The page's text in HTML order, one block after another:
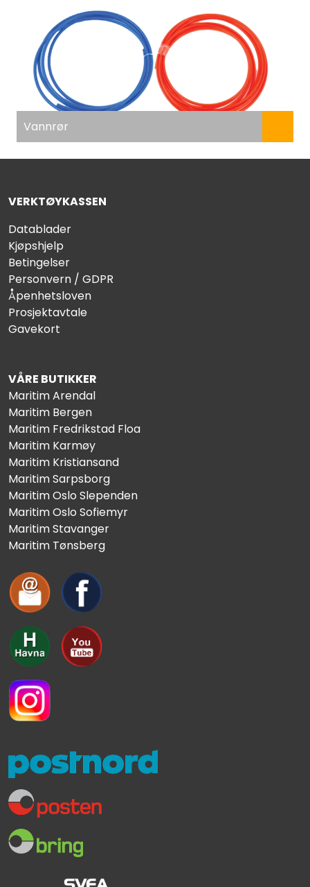
Vannrør
VERKTØYKASSEN
Datablader
Kjøpshjelp
Betingelser
Personvern / GDPR
Åpenhetsloven
Prosjektavtale
Gavekort
VÅRE BUTIKKER
Maritim Arendal
Maritim Bergen
Maritim Fredrikstad Floa
Maritim Karmøy
Maritim Kristiansand
Maritim Sarpsborg
Maritim Oslo Slependen
Maritim Oslo Sofiemyr
Maritim Stavanger
Maritim Tønsberg